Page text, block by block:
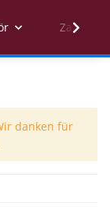
Zarges
danken für